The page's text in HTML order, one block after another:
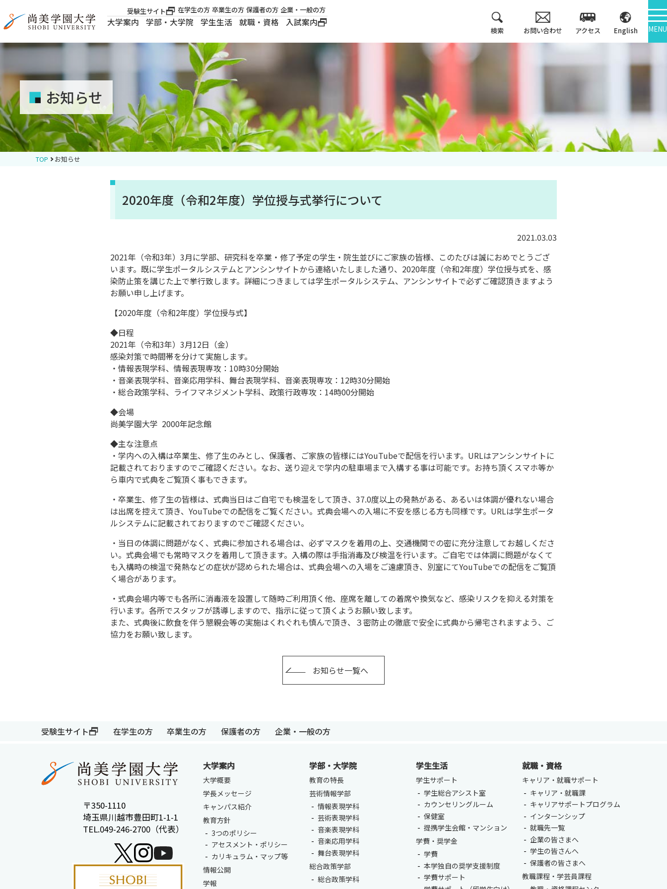
受験生サイト 在学生の方 卒業生の方 保護者の方 企業・一般の方
大学案内 学部・大学院 学生生活 就職・資格 入試案内
検索 お問い合わせ アクセス English MENU
学部・大学院
学生生活
大学案内
建学の精神
ロゴマーク・公式キ
ャラクター
教育方針
カリキュラム・マッ
プ等
キャンパス紹介
内部質保証
中期計画
お知らせ
TOP お知らせ
2020年度（令和2年度）学位授与式挙行について
2021.03.03
2021年（令和3年）3月に学部、研究科を卒業・修了予定の学生・院生並びにご家族の皆様、このたびは誠におめでとうござ
います。既に学生ポータルシステムとアンシンサイトから連絡いたしました通り、2020年度（令和2年度）学位授与式を、感
染防止策を講じた上で挙行致します。詳細につきましては学生ポータルシステム、アンシンサイトで必ずご確認頂きますよう
お願い申し上げます。
【2020年度（令和2年度）学位授与式】
◆日程
2021年（令和3年）3月12日（金）
感染対策で時間帯を分けて実施します。
・情報表現学科、情報表現専攻：10時30分開始
・音楽表現学科、音楽応用学科、舞台表現学科、音楽表現専攻：12時30分開始
・総合政策学科、ライフマネジメント学科、政策行政専攻：14時00分開始
◆会場
尚美学園大学 2000年記念館
◆主な注意点
・学内への入構は卒業生、修了生のみとし、保護者、ご家族の皆様にはYouTubeで配信を行います。URLはアンシンサイトに
記載されておりますのでご確認ください。なお、送り迎えで学内の駐車場まで入構する事は可能です。お持ち頂くスマホ等か
ら車内で式典をご覧頂く事もできます。
・卒業生、修了生の皆様は、式典当日はご自宅でも検温をして頂き、37.0度以上の発熱がある、あるいは体調が優れない場合
は出席を控えて頂き、YouTubeでの配信をご覧ください。式典会場への入場に不安を感じる方も同様です。URLは学生ポータ
ルシステムに記載されておりますのでご確認ください。
・当日の体調に問題がなく、式典に参加される場合は、必ずマスクを着用の上、交通機関での密に充分注意してお越しくださ
い。式典会場でも常時マスクを着用して頂きます。入構の際は手指消毒及び検温を行います。ご自宅では体調に問題がなくて
も入構時の検温で発熱などの症状が認められた場合は、式典会場への入場をご遠慮頂き、別室にてYouTubeでの配信をご覧頂
く場合があります。
・式典会場内等でも各所に消毒液を設置して随時ご利用頂く他、座席を離しての着席や換気など、感染リスクを抑える対策を
行います。各所でスタッフが誘導しますので、指示に従って頂くようお願い致します。
また、式典後に飲食を伴う懇親会等の実施はくれぐれも慎んで頂き、３密防止の徹底で安全に式典から帰宅されますよう、ご
協力をお願い致します。
お知らせ一覧へ
受験生サイト 在学生の方 卒業生の方 保護者の方 企業・一般の方
〒350-1110
埼玉県川越市豊田町1-1-1
TEL.049-246-2700（代表）
大学案内
大学概要
学長メッセージ
キャンパス紹介
教育方針
3つのポリシー
アセスメント・ポリシー
カリキュラム・マップ等
情報公開
学報
学部・大学院
教育の特長
芸術情報学部
情報表現学科
芸術表現学科
音楽表現学科
音楽応用学科
舞台表現学科
総合政策学部
総合政策学科
学生生活
学生サポート
学生総合アシスト室
カウンセリングルーム
保健室
提携学生会館・マンション
学費・奨学金
学費
本学独自の奨学支援制度
学費サポート
就職・資格
キャリア・就職サポート
キャリア・就職課
キャリアサポートプログラム
インターンシップ
就職先一覧
企業の皆さまへ
学生の皆さんへ
保護者の皆さまへ
教職課程・学芸員課程